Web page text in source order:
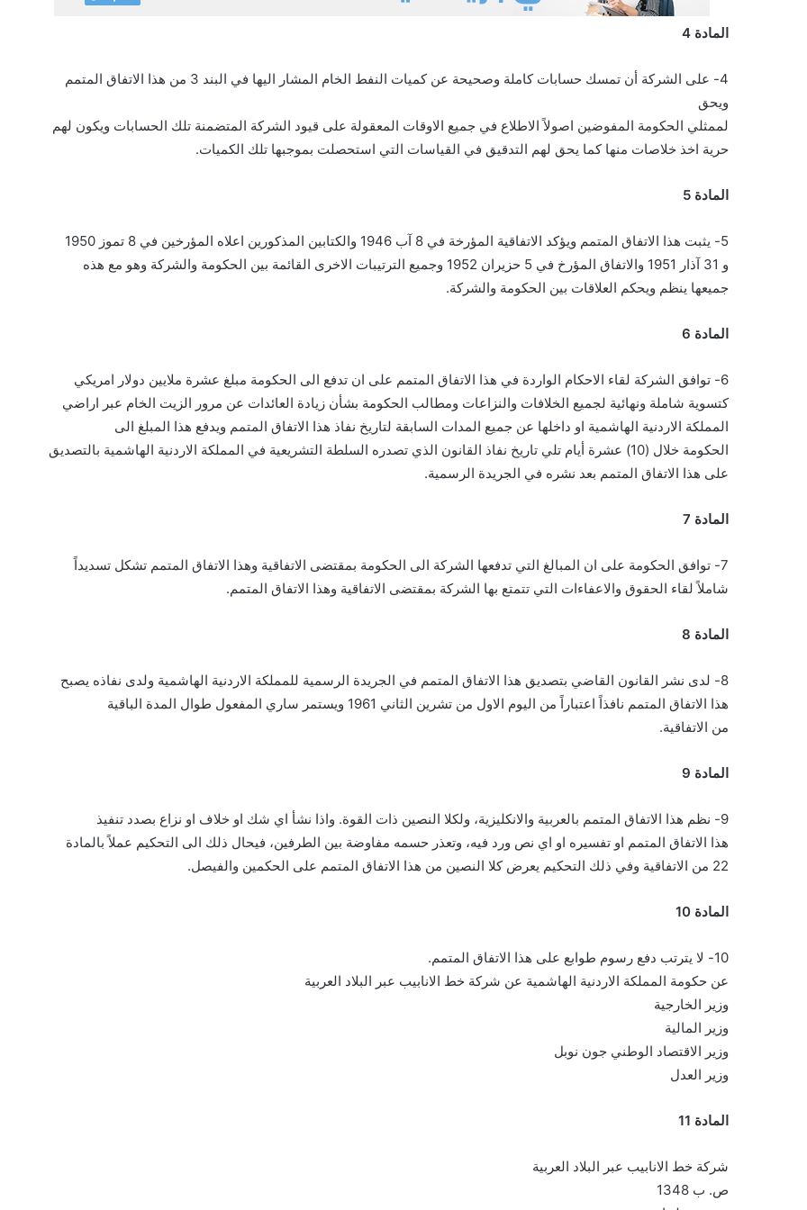
المادة 4
4- على الشركة أن تمسك حسابات كاملة وصحيحة عن كميات النفط الخام المشار اليها في البند 3 من هذا الاتفاق المتمم
ويحق
لممثلي الحكومة المفوضين اصولاً الاطلاع في جميع الاوقات المعقولة على قيود الشركة المتضمنة تلك الحسابات ويكون لهم
حرية اخذ خلاصات منها كما يحق لهم التدقيق في القياسات التي استحصلت بموجبها تلك الكميات.
المادة 5
5- يثبت هذا الاتفاق المتمم ويؤكد الاتفاقية المؤرخة في 8 آب 1946 والكتابين المذكورين اعلاه المؤرخين في 8 تموز 1950
و 31 آذار 1951 والاتفاق المؤرخ في 5 حزيران 1952 وجميع الترتيبات الاخرى القائمة بين الحكومة والشركة وهو مع هذه
جميعها ينظم ويحكم العلاقات بين الحكومة والشركة.
المادة 6
6- توافق الشركة لقاء الاحكام الواردة في هذا الاتفاق المتمم على ان تدفع الى الحكومة مبلغ عشرة ملايين دولار امريكي
كتسوية شاملة ونهائية لجميع الخلافات والنزاعات ومطالب الحكومة بشأن زيادة العائدات عن مرور الزيت الخام عبر اراضي
المملكة الاردنية الهاشمية او داخلها عن جميع المدات السابقة لتاريخ نفاذ هذا الاتفاق المتمم ويدفع هذا المبلغ الى
الحكومة خلال (10) عشرة أيام تلي تاريخ نفاذ القانون الذي تصدره السلطة التشريعية في المملكة الاردنية الهاشمية بالتصديق
على هذا الاتفاق المتمم بعد نشره في الجريدة الرسمية.
المادة 7
7- توافق الحكومة على ان المبالغ التي تدفعها الشركة الى الحكومة بمقتضى الاتفاقية وهذا الاتفاق المتمم تشكل تسديداً
شاملاً لقاء الحقوق والاعفاءات التي تتمتع بها الشركة بمقتضى الاتفاقية وهذا الاتفاق المتمم.
المادة 8
8- لدى نشر القانون القاضي بتصديق هذا الاتفاق المتمم في الجريدة الرسمية للمملكة الاردنية الهاشمية ولدى نفاذه يصبح
هذا الاتفاق المتمم نافذاً اعتباراً من اليوم الاول من تشرين الثاني 1961 ويستمر ساري المفعول طوال المدة الباقية
من الاتفاقية.
المادة 9
9- نظم هذا الاتفاق المتمم بالعربية والانكليزية، ولكلا النصين ذات القوة. واذا نشأ اي شك او خلاف او نزاع بصدد تنفيذ
هذا الاتفاق المتمم او تفسيره او اي نص ورد فيه، وتعذر حسمه مفاوضة بين الطرفين، فيحال ذلك الى التحكيم عملاً بالمادة
22 من الاتفاقية وفي ذلك التحكيم يعرض كلا النصين من هذا الاتفاق المتمم على الحكمين والفيصل.
المادة 10
10- لا يترتب دفع رسوم طوابع على هذا الاتفاق المتمم.
عن حكومة المملكة الاردنية الهاشمية عن شركة خط الانابيب عبر البلاد العربية
وزير الخارجية
وزير المالية
وزير الاقتصاد الوطني جون نوبل
وزير العدل
المادة 11
شركة خط الانابيب عبر البلاد العربية
ص. ب 1348